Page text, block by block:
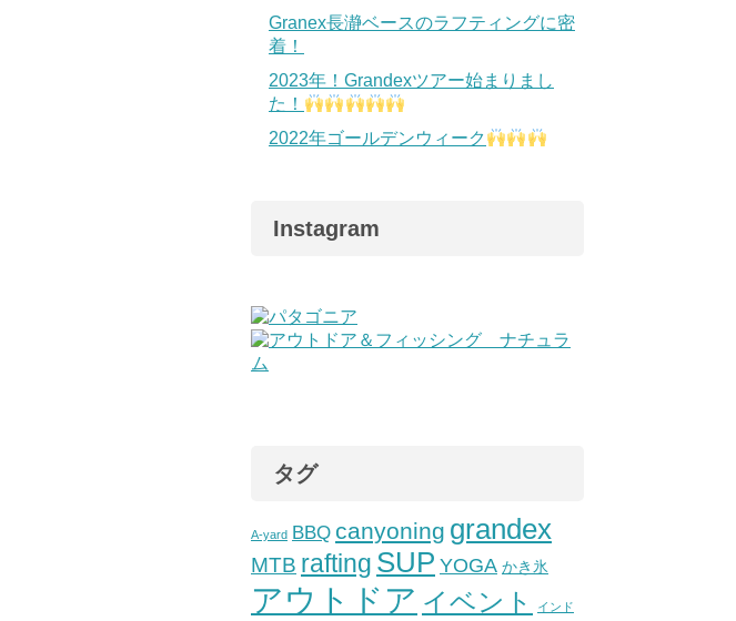
Granex長瀞ベースのラフティングに密
着！
2023年！Grandexツアー始まりまし
た！
2022年ゴールデンウィーク
Instagram
タグ
A-yard BBQ canyoning grandex
MTB rafting SUP YOGA かき氷
アウトドア イベント インド